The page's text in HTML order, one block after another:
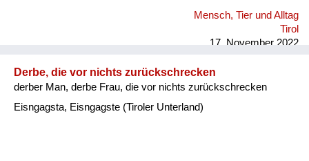
Mensch, Tier und Alltag
Tirol
17. November 2022
Derbe, die vor nichts zurückschrecken
derber Man, derbe Frau, die vor nichts zurückschrecken
Eisngagsta, Eisngagste (Tiroler Unterland)